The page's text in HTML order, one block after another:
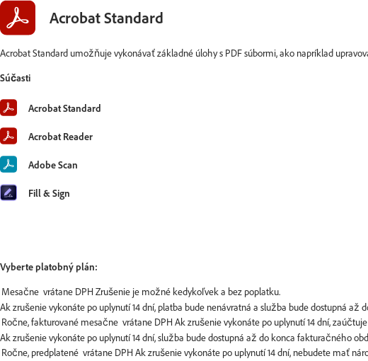
Acrobat Standard
Acrobat Standard umožňuje vykonávať základné úlohy s PDF súbormi, ako napríklad
Súčasti
Acrobat Standard
Acrobat Reader
Adobe Scan
Fill & Sign
Vyberte platobný plán:
Ak zrušenie vykonáte po uplynutí 14 dní, platba bude nenávratná a služba bude dostupná
Ak zrušenie vykonáte po uplynutí 14 dní, služba bude dostupná až do konca fakturačného